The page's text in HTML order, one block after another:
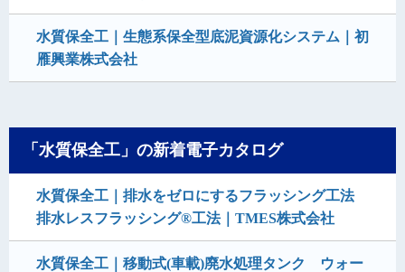
水質保全工｜生態系保全型底泥資源化システム｜初
雁興業株式会社
「水質保全工」の新着電子カタログ
水質保全工｜排水をゼロにするフラッシング工法
排水レスフラッシング®工法｜TMES株式会社
水質保全工｜移動式(車載)廃水処理タンク ウォー